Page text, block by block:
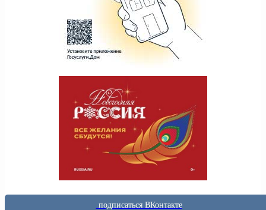
подписаться ВКонтакте